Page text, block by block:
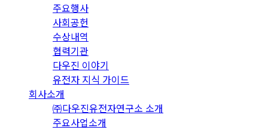
주요행사
사회공헌
수상내역
협력기관
다우진 이야기
유전자 지식 가이드
회사소개
㈜다우진유전자연구소 소개
주요사업소개